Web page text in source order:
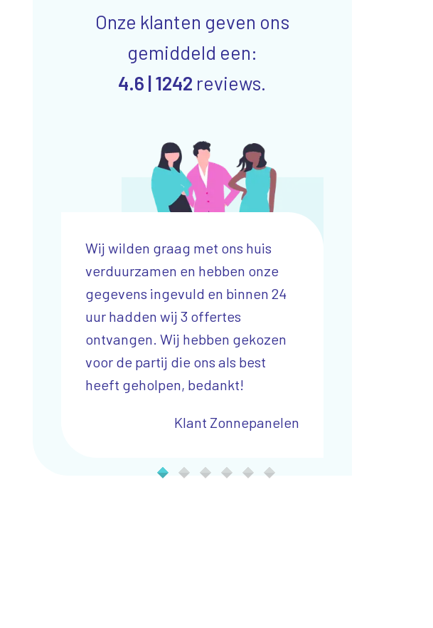
Onze klanten geven ons
gemiddeld een:
4.6 |1242 reviews.
Wij wilden graag met ons huis
verduurzamen en hebben onze
gegevens ingevuld en binnen 24
uur hadden wij 3 offertes
ontvangen. Wij hebben gekozen
voor de partij die ons als best
heeft geholpen, bedankt!
Klant Zonnepanelen